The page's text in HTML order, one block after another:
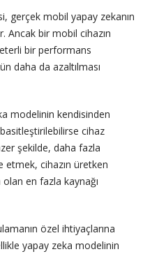
gerçek mobil yapay zekanın
Ancak bir mobil cihazın
bir performans
daha da azaltılması
modelinin kendisinden
cihaz
şekilde, daha fazla
cihazın üretken
en fazla kaynağı
özel ihtiyaçlarına
yapay zeka modelinin